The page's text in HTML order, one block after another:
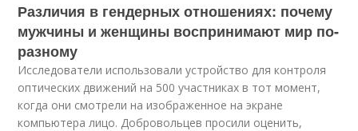
Различия в гендерных отношениях: почему
мужчины и женщины воспринимают мир по-
разному
Исследователи использовали устройство для контроля
оптических движений на 500 участниках в тот момент,
когда они смотрели на изображенное на экране
компьютера лицо. Добровольцев просили оценить,